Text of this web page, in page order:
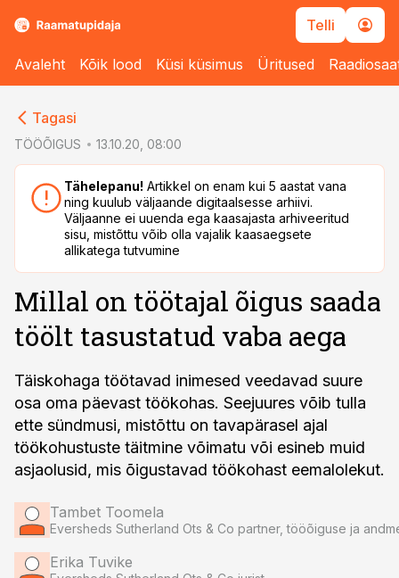
Telli
Avaleht Kõik lood Küsi küsimus Üritused
Tagasi
TÖÖÕIGUS 13.10.20, 08:00
Tähelepanu! Artikkel on enam kui 5 aastat vana
ning kuulub väljaande digitaalsesse arhiivi.
Väljaanne ei uuenda ega kaasajasta arhiveeritud
sisu, mistõttu võib olla vajalik kaasaegsete
allikatega tutvumine
Millal on töötajal õigus saada
töölt tasustatud vaba aega
Täiskohaga töötavad inimesed veedavad suure
osa oma päevast töökohas. Seejuures võib tulla
ette sündmusi, mistõttu on tavapärasel ajal
töökohustuste täitmine võimatu või esineb muid
asjaolusid, mis õigustavad töökohast eemalolekut.
Tambet Toomela
Eversheds Sutherland Ots & Co partner, tööõiguse ja
Erika Tuvike